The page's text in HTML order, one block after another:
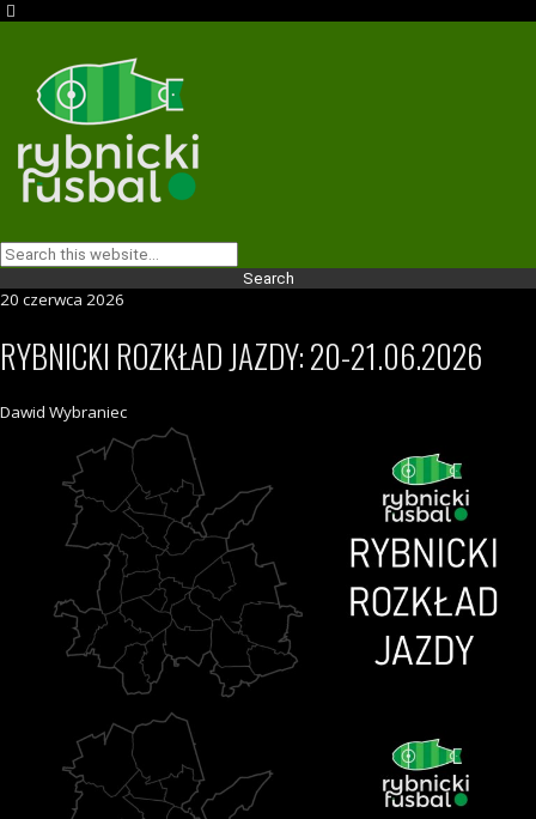
20 czerwca 2026
RYBNICKI ROZKŁAD JAZDY: 20-21.06.2026
Dawid Wybraniec